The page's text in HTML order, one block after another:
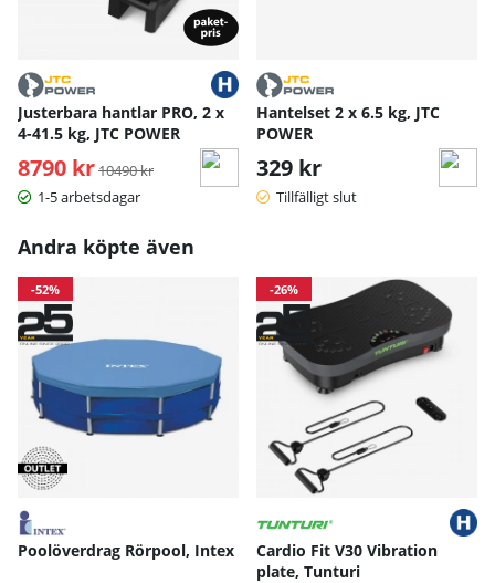
Justerbara hantlar PRO, 2 x
4-41.5 kg, JTC POWER
8790 kr Ordinarie pris:
10490 kr
1-5 arbetsdagar
Hantelset 2 x 6.5 kg, JTC
POWER
329 kr
Tillfälligt slut
Andra köpte även
-52%
Poolöverdrag Rörpool, Intex
-26%
Cardio Fit V30 Vibration
plate, Tunturi